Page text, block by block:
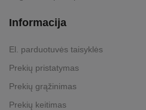
Informacija
El. parduotuvės taisyklės
Prekių pristatymas
Prekių grąžinimas
Prekių keitimas